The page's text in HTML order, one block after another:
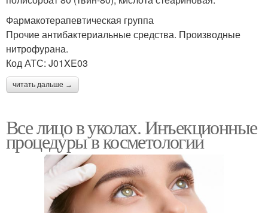
Фармакотерапевтическая группа
Прочие антибактериальные средства. Производные
нитрофурана.
Код АТС: J01XE03
читать дальше →
Все лицо в уколах. Инъекционные
процедуры в косметологии